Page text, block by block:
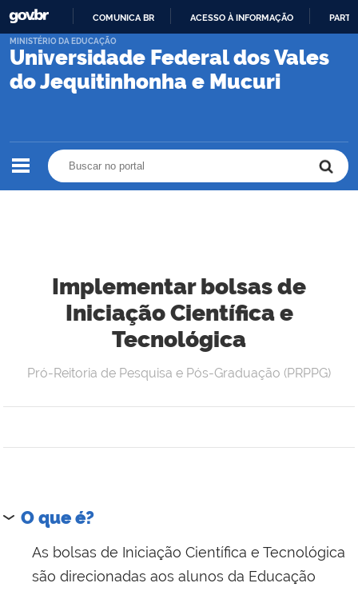
PARA
CONTEÚDO
COMUNICA BR ACESSO À INFORMAÇÃO
Universidade Federal dos Vales
do Jequitinhonha e Mucuri
MINISTÉRIO DA EDUCAÇÃO
Implementar bolsas de
Iniciação Científica e
Tecnológica
Pró-Reitoria de Pesquisa e Pós-Graduação (PRPPG)
O que é?
As bolsas de Iniciação Científica e Tecnológica
são direcionadas aos alunos da Educação